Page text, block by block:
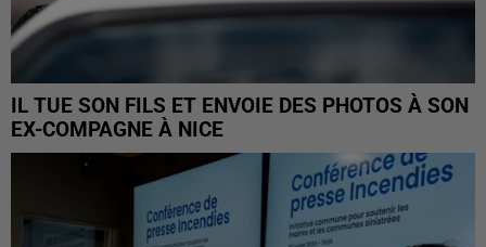
IL TUE SON FILS ET ENVOIE DES PHOTOS À SON
EX-COMPAGNE À NICE